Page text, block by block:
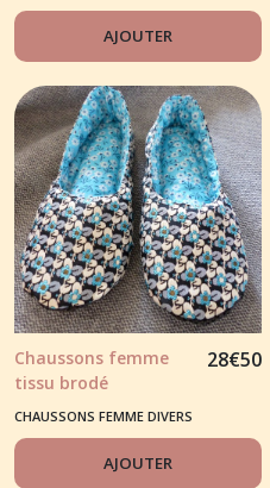
AJOUTER
Chaussons femme
tissu brodé
"fleurettes bleues"
28€50
CHAUSSONS FEMME DIVERS
AJOUTER